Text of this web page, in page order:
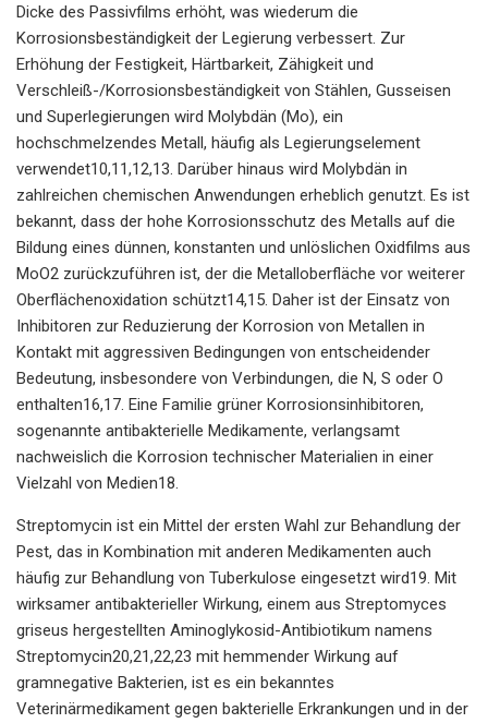
Dicke des Passivfilms erhöht, was wiederum die
Korrosionsbeständigkeit der Legierung verbessert. Zur
Erhöhung der Festigkeit, Härtbarkeit, Zähigkeit und
Verschleiß-/Korrosionsbeständigkeit von Stählen, Gusseisen
und Superlegierungen wird Molybdän (Mo), ein
hochschmelzendes Metall, häufig als Legierungselement
verwendet10,11,12,13. Darüber hinaus wird Molybdän in
zahlreichen chemischen Anwendungen erheblich genutzt. Es ist
bekannt, dass der hohe Korrosionsschutz des Metalls auf die
Bildung eines dünnen, konstanten und unlöslichen Oxidfilms aus
MoO2 zurückzuführen ist, der die Metalloberfläche vor weiterer
Oberflächenoxidation schützt14,15. Daher ist der Einsatz von
Inhibitoren zur Reduzierung der Korrosion von Metallen in
Kontakt mit aggressiven Bedingungen von entscheidender
Bedeutung, insbesondere von Verbindungen, die N, S oder O
enthalten16,17. Eine Familie grüner Korrosionsinhibitoren,
sogenannte antibakterielle Medikamente, verlangsamt
nachweislich die Korrosion technischer Materialien in einer
Vielzahl von Medien18.
Streptomycin ist ein Mittel der ersten Wahl zur Behandlung der
Pest, das in Kombination mit anderen Medikamenten auch
häufig zur Behandlung von Tuberkulose eingesetzt wird19. Mit
wirksamer antibakterieller Wirkung, einem aus Streptomyces
griseus hergestellten Aminoglykosid-Antibiotikum namens
Streptomycin20,21,22,23 mit hemmender Wirkung auf
gramnegative Bakterien, ist es ein bekanntes
Veterinärmedikament gegen bakterielle Erkrankungen und in der